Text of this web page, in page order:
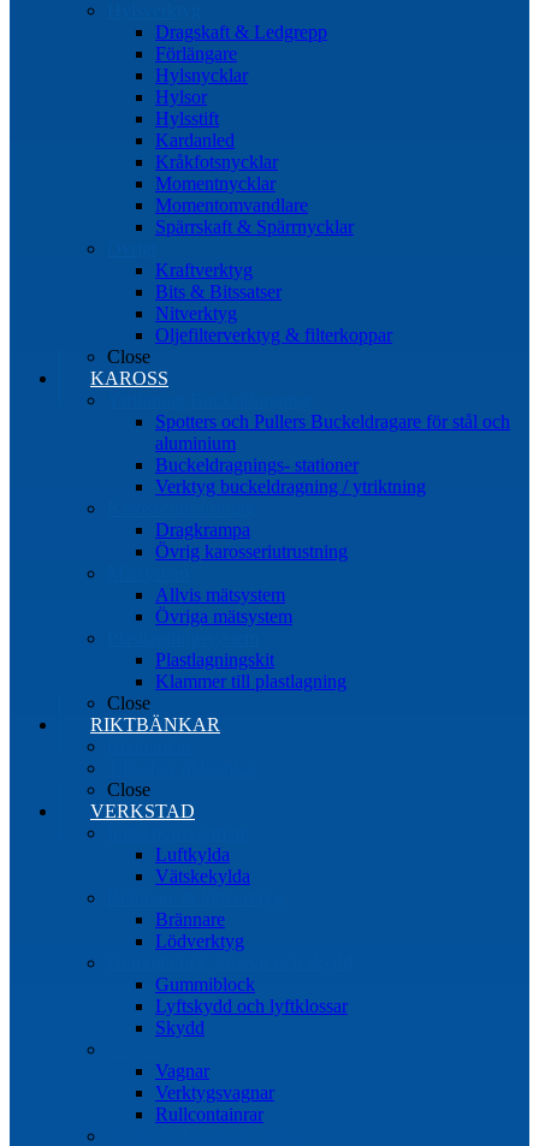
Dragskaft & Ledgrepp
Förlängare
Hylsnycklar
Hylsor
Hylsstift
Kardanled
Kråkfotsnycklar
Momentnycklar
Momentomvandlare
Spärrskaft & Spärrnycklar
Kraftverktyg
Bits & Bitssatser
Nitverktyg
Oljefilterverktyg & filterkoppar
Close
KAROSS
Spotters och Pullers Buckeldragare för stål och
aluminium
Buckeldragnings- stationer
Verktyg buckeldragning / ytriktning
Dragkrampa
Övrig karosseriutrustning
Allvis mätsystem
Övriga mätsystem
Plastlagningskit
Klammer till plastlagning
Close
RIKTBÄNKAR
Close
VERKSTAD
Luftkylda
Vätskekylda
Brännare
Lödverktyg
Gummiblock
Lyftskydd och lyftklossar
Skydd
Vagnar
Verktygsvagnar
Rullcontainrar